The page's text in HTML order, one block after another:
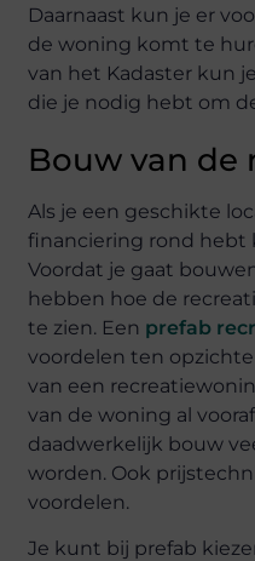
Daarnaast kun je er
de woning komt te
van het Kadaster kun
die je nodig hebt om
Bouw van de
Als je een geschikte
financiering rond hebt
Voordat je gaat
hebben hoe de
te zien. Een prefab
voordelen ten
van een
van de woning al
daadwerkelijk bouw
worden. Ook
voordelen.
Je kunt bij prefab